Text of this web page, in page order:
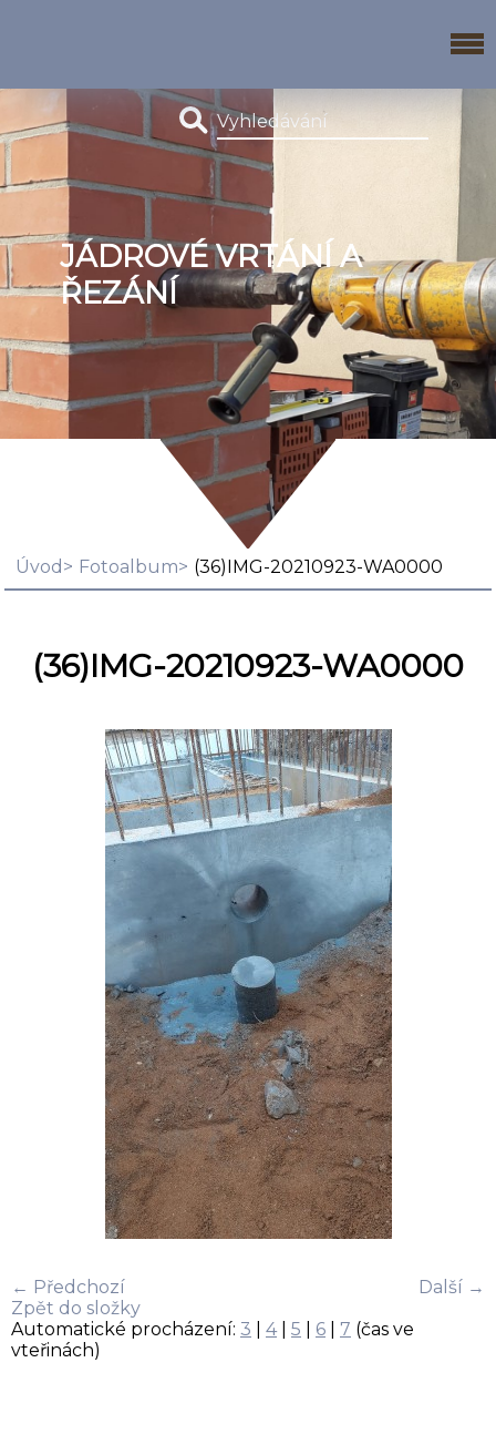
JÁDROVÉ VRTÁNÍ A
ŘEZÁNÍ
Úvod Fotoalbum (36)IMG-20210923-WA0000
(36)IMG-20210923-WA0000
← Předchozí
Další →
Zpět do složky
Automatické procházení: 3 4| 5 6 7 (čas ve
vteřinách)